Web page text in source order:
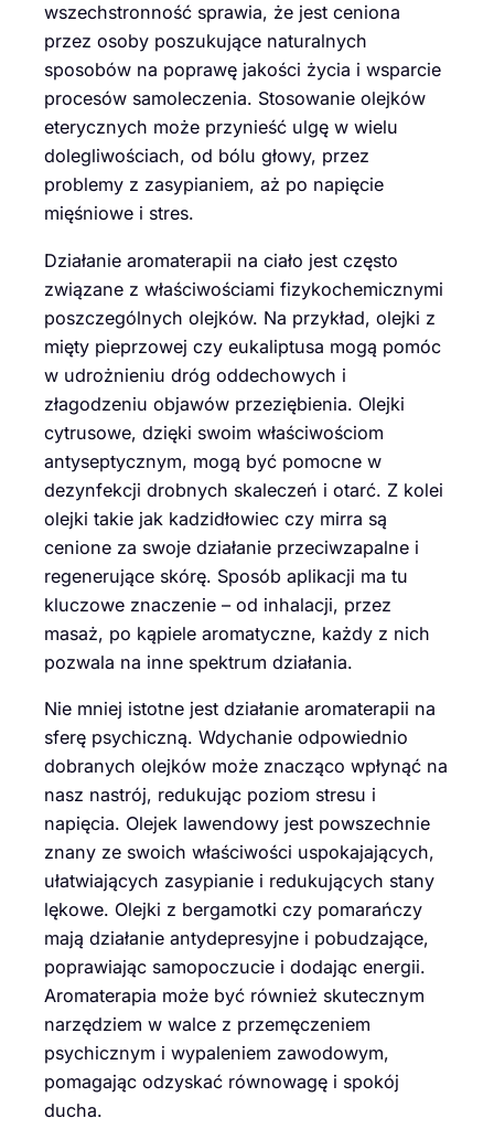
wszechstronność sprawia, że jest ceniona
przez osoby poszukujące naturalnych
sposobów na poprawę jakości życia i wsparcie
procesów samoleczenia. Stosowanie olejków
eterycznych może przynieść ulgę w wielu
dolegliwościach, od bólu głowy, przez
problemy z zasypianiem, aż po napięcie
mięśniowe i stres.
Działanie aromaterapii na ciało jest często
związane z właściwościami fizykochemicznymi
poszczególnych olejków. Na przykład, olejki z
mięty pieprzowej czy eukaliptusa mogą pomóc
w udrożnieniu dróg oddechowych i
złagodzeniu objawów przeziębienia. Olejki
cytrusowe, dzięki swoim właściwościom
antyseptycznym, mogą być pomocne w
dezynfekcji drobnych skaleczeń i otarć. Z kolei
olejki takie jak kadzidłowiec czy mirra są
cenione za swoje działanie przeciwzapalne i
regenerujące skórę. Sposób aplikacji ma tu
kluczowe znaczenie – od inhalacji, przez
masaż, po kąpiele aromatyczne, każdy z nich
pozwala na inne spektrum działania.
Nie mniej istotne jest działanie aromaterapii na
sferę psychiczną. Wdychanie odpowiednio
dobranych olejków może znacząco wpłynąć na
nasz nastrój, redukując poziom stresu i
napięcia. Olejek lawendowy jest powszechnie
znany ze swoich właściwości uspokajających,
ułatwiających zasypianie i redukujących stany
lękowe. Olejki z bergamotki czy pomarańczy
mają działanie antydepresyjne i pobudzające,
poprawiając samopoczucie i dodając energii.
Aromaterapia może być również skutecznym
narzędziem w walce z przemęczeniem
psychicznym i wypaleniem zawodowym,
pomagając odzyskać równowagę i spokój
ducha.